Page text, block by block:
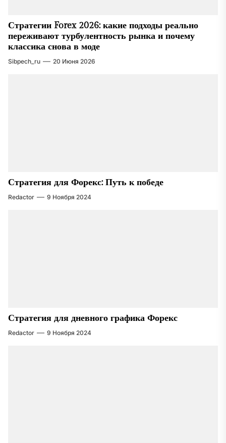
Стратегии Forex 2026: какие подходы реально
переживают турбулентность рынка и почему
классика снова в моде
Sibpech_ru 20 Июня 2026
Стратегия для Форекс: Путь к победе
Redactor 9 Ноября 2024
Стратегия для дневного графика Форекс
Redactor 9 Ноября 2024